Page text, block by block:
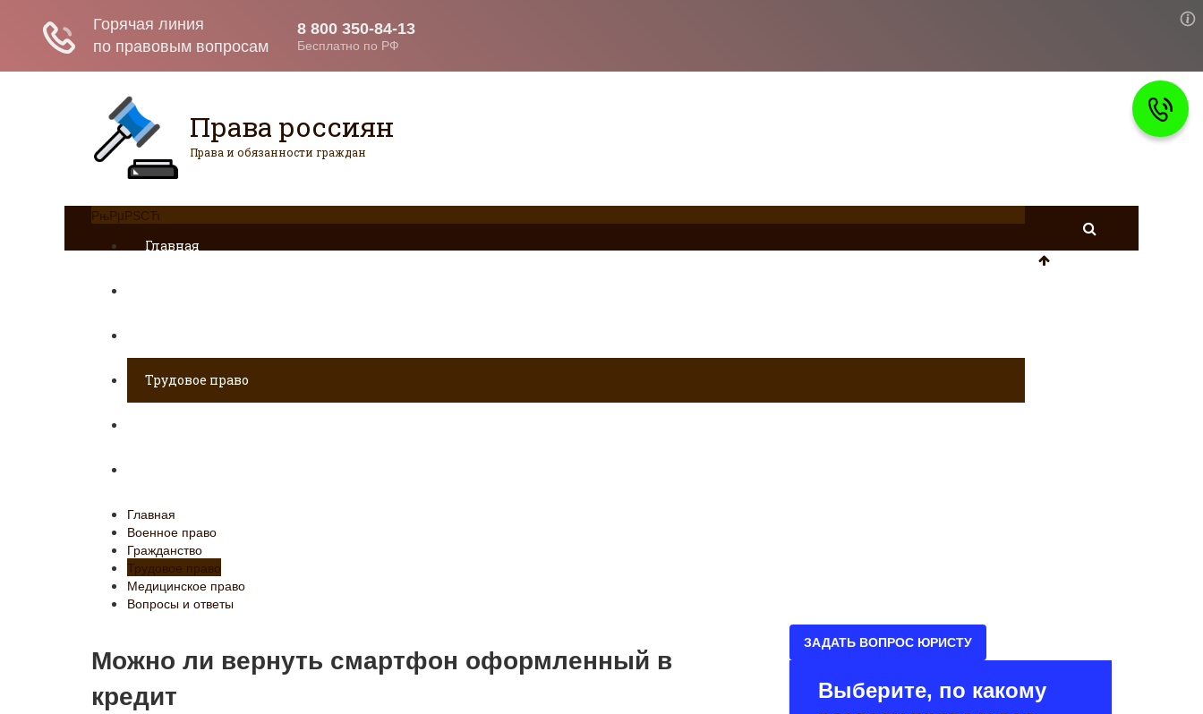
Права россиян
Права и обязанности граждан
РњРµРЅСЋ
Главная
Трудовое право
Главная
Военное право
Гражданство
Трудовое право
Медицинское право
Вопросы и ответы
Можно ли вернуть смартфон оформленный в
кредит